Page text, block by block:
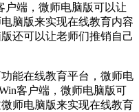
户端，微师电脑版可以让
脑版来实现在线教育内容
还可以让老师们推销自己
能在线教育平台，微师电
客户端，微师电脑版可
师电脑版来实现在线教育